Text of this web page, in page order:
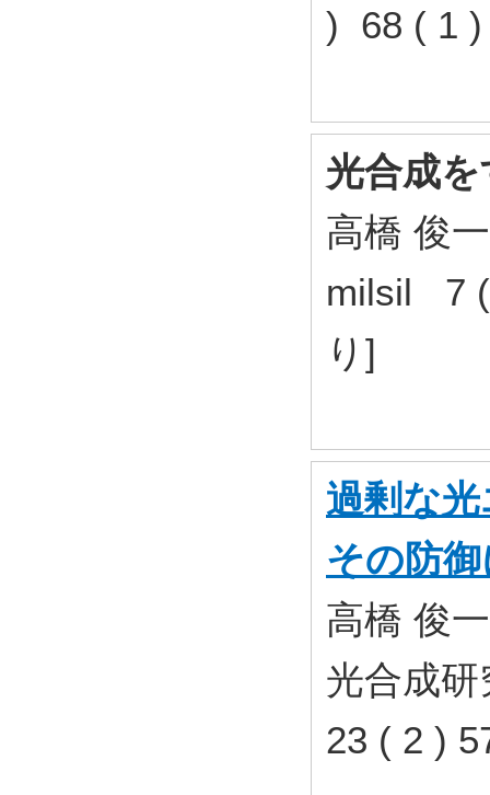
) 68 ( 1
光合成
高橋 俊一
milsil 7
り]
過剰な
その防
高橋 俊一
光合成
23 ( 2 )